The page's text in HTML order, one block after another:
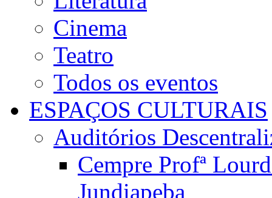
Cinema
Teatro
Todos os eventos
ESPAÇOS CULTURAIS
Auditórios
Cempre Profª
Jundiapeba